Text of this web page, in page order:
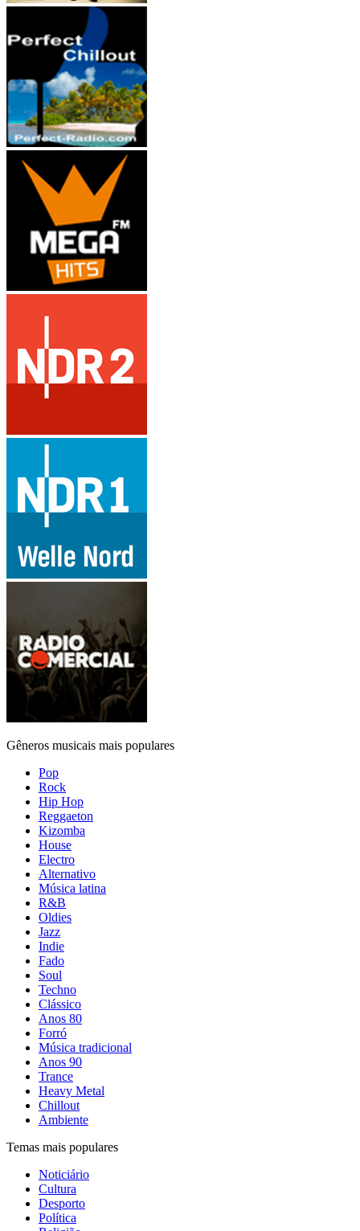
Gêneros musicais mais populares
Pop
Rock
Hip Hop
Reggaeton
Kizomba
House
Electro
Alternativo
Música latina
R&B
Oldies
Jazz
Indie
Fado
Soul
Techno
Clássico
Anos 80
Forró
Música tradicional
Anos 90
Trance
Heavy Metal
Chillout
Ambiente
Temas mais populares
Noticiário
Cultura
Desporto
Política